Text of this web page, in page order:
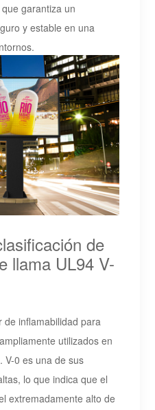
garantiza un
y estable en una
de
llama UL94 V-
de inflamabilidad para
utilizados en
V-0 es una de sus
lo que indica que el
extremadamente alto de